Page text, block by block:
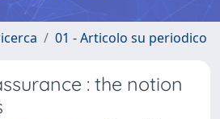
01 - Articolo su periodico
: the notion